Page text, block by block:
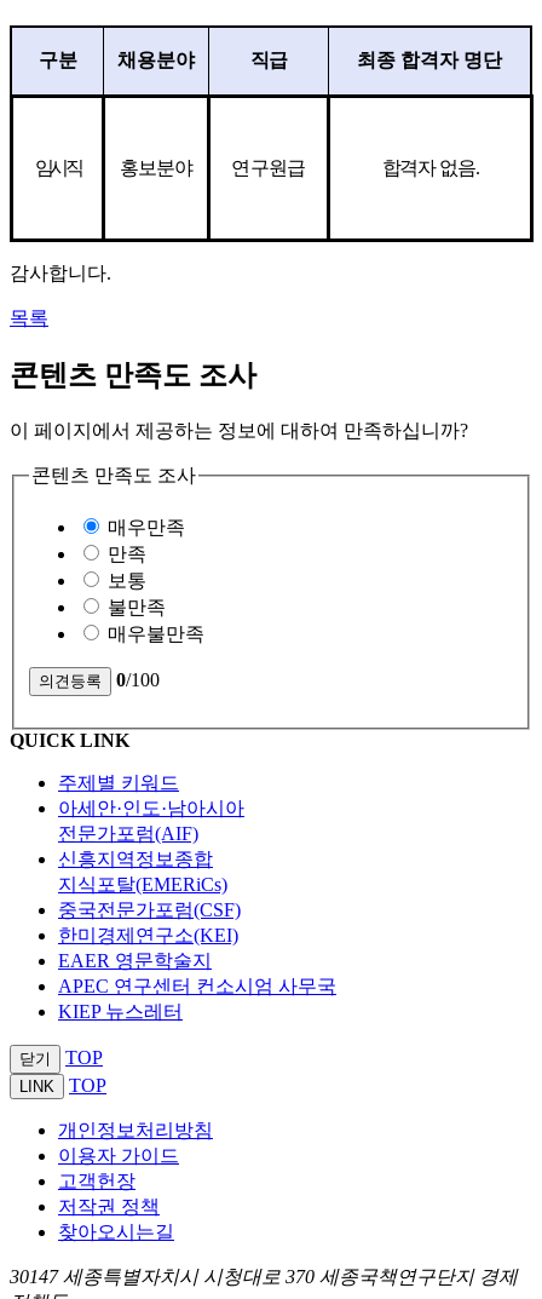
구분 채용분야 직급 최종 합격자 명단
임시직 홍보분야 연구원급 합격자 없음.
감사합니다.
목록
콘텐츠 만족도 조사
이 페이지에서 제공하는 정보에 대하여 만족하십니까?
콘텐츠 만족도 조사
매우만족
만족
보통
불만족
매우불만족
0/100
QUICK LINK
주제별 키워드
아세안·인도·남아시아
전문가포럼(AIF)
신흥지역정보종합
지식포탈(EMERiCs)
중국전문가포럼(CSF)
한미경제연구소(KEI)
EAER 영문학술지
APEC 연구센터 컨소시엄 사무국
KIEP 뉴스레터
닫기 TOP
LINK TOP
개인정보처리방침
이용자 가이드
고객헌장
저작권 정책
찾아오시는길
30147 세종특별자치시 시청대로 370 세종국책연구단지 경제